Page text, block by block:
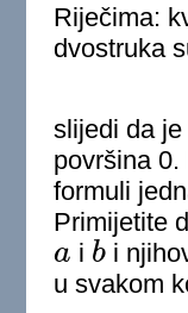
Riječima:
dvostruka
slijedi da
površina
formuli
Primijetite
a
a i b
b i
u svakom